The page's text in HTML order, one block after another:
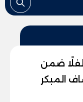
فحص مليونين و281 طفلًا ضمن
المبكر